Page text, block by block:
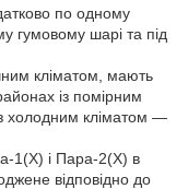
по одному
гумовому шарі та під
кліматом, мають
із помірним
холодним кліматом —
1(X) і Пара-2(X) в
відповідно до